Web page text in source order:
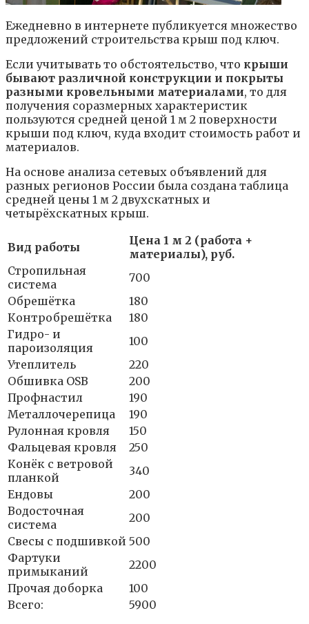
Ежедневно в интернете публикуется множество
предложений строительства крыш под ключ.
Если учитывать то обстоятельство, что крыши
бывают различной конструкции и покрыты
разными кровельными материалами, то для
получения соразмерных характеристик
пользуются средней ценой 1 м 2 поверхности
крыши под ключ, куда входит стоимость работ и
материалов.
На основе анализа сетевых объявлений для
разных регионов России была создана таблица
средней цены 1 м 2 двухскатных и
четырёхскатных крыш.
Вид работы
Цена 1 м 2 (работа +
материалы), руб.
Стропильная
система
700
Обрешётка
180
Контробрешётка
180
Гидро- и
пароизоляция
100
Утеплитель
220
Обшивка OSB
200
Профнастил
190
Металлочерепица
190
Рулонная кровля
150
Фальцевая кровля
250
Конёк с ветровой
планкой
340
Ендовы
200
Водосточная
система
200
Свесы с подшивкой 500
Фартуки
примыканий
2200
Прочая доборка
100
Всего:
5900